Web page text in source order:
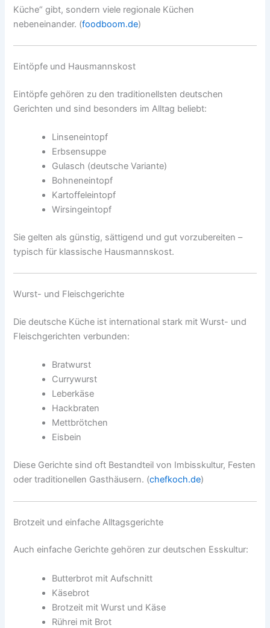
Küche“ gibt, sondern viele regionale Küchen
nebeneinander. (foodboom.de)
Eintöpfe und Hausmannskost
Eintöpfe gehören zu den traditionellsten deutschen
Gerichten und sind besonders im Alltag beliebt:
Linseneintopf
Erbsensuppe
Gulasch (deutsche Variante)
Bohneneintopf
Kartoffeleintopf
Wirsingeintopf
Sie gelten als günstig, sättigend und gut vorzubereiten –
typisch für klassische Hausmannskost.
Wurst- und Fleischgerichte
Die deutsche Küche ist international stark mit Wurst- und
Fleischgerichten verbunden:
Bratwurst
Currywurst
Leberkäse
Hackbraten
Mettbrötchen
Eisbein
Diese Gerichte sind oft Bestandteil von Imbisskultur, Festen
oder traditionellen Gasthäusern. (chefkoch.de)
Brotzeit und einfache Alltagsgerichte
Auch einfache Gerichte gehören zur deutschen Esskultur:
Butterbrot mit Aufschnitt
Käsebrot
Brotzeit mit Wurst und Käse
Rührei mit Brot